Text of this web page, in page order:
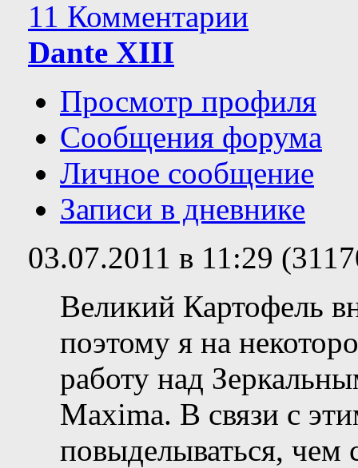
11 Комментарии
Dante XIII
Просмотр профиля
Сообщения форума
Личное сообщение
Записи в дневнике
03.07.2011 в 11:29
Великий Картофель
поэтому я на
работу над
Maxima. В связи с
повыделываться, чем